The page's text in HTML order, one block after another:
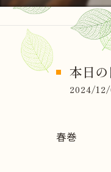
本日
2024/12/
春巻